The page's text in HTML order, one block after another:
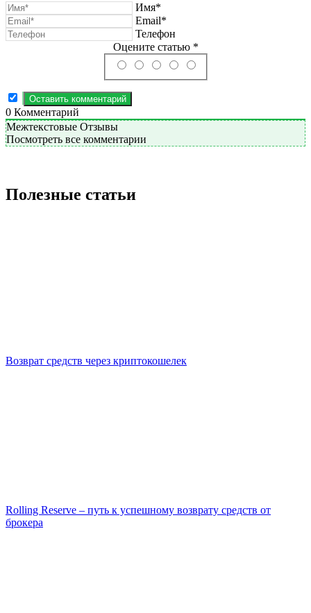
Имя*
Email*
Телефон
Оцените статью *
0 Комментарий
Межтекстовые Отзывы
Посмотреть все комментарии
Полезные статьи
Возврат средств через криптокошелек
Rolling Reserve – путь к успешному возврату средств от
брокера